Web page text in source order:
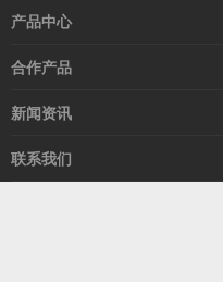
产品中心
高速线缆
以太网交换机
合作产品
希捷硬盘
新闻资讯
行业动态
技术视角
联系我们